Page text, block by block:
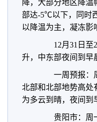
降，大部分地区降
部达-5℃以下，同时
以降温为主，凝冻影
12月31日至
升，中东部夜间到早
一周预报：周
北部和北部地势高处
为多云到晴，夜间到
贵阳市：周一